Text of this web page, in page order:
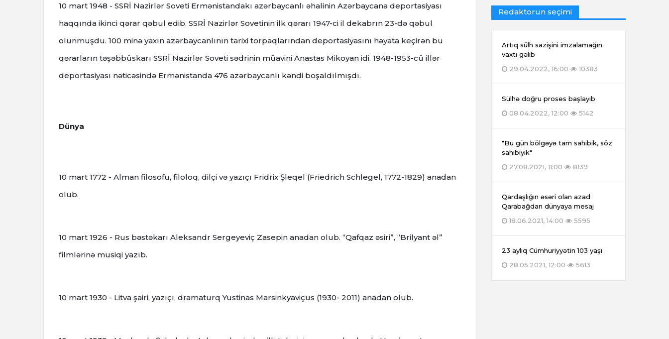
10 mart 1948 - SSRİ Nazirlər Soveti Ermənistandakı azərbaycanlı əhalinin Azərbaycana deportasiyası
haqqında ikinci qərar qəbul edib. SSRİ Nazirlər Sovetinin ilk qərarı 1947-ci il dekabrın 23-də qəbul
olunmuşdu. 100 minə yaxın azərbaycanlının tarixi torpaqlarından deportasiyasını həyata keçirən bu
qərarların təşəbbüskarı SSRİ Nazirlər Soveti sədrinin müavini Anastas Mikoyan idi. 1948-1953-cü illər
deportasiyası nəticəsində Ermənistanda 476 azərbaycanlı kəndi boşaldılmışdı.
Dünya
10 mart 1772 - Alman filosofu, filoloq, dilçi və yazıçı Fridrix Şleqel (Friedrich Schlegel, 1772-1829) anadan
olub.
10 mart 1926 - Rus bəstəkarı Aleksandr Sergeyeviç Zasepin anadan olub. “Qafqaz əsiri”, “Brilyant əl”
filmlərinə musiqi yazıb.
10 mart 1930 - Litva şairi, yazıçı, dramaturq Yustinas Marsinkyaviçus (1930- 2011) anadan olub.
Redaktorun seçimi
Artıq sülh sazişini imzalamağın
vaxtı gəlib
29.04.2022, 16:00
10383
Sülhə doğru proses başlayıb
08.04.2022, 12:00
5142
"Bu gün bölgəyə tam sahibik, söz
sahibiyik"
27.08.2021, 11:00
8139
Qardaşlığın əsəri olan azad
Qarabağdan dünyaya mesaj
18.06.2021, 14:00
5595
23 aylıq Cümhuriyyətin 103 yaşı
28.05.2021, 12:00
5613